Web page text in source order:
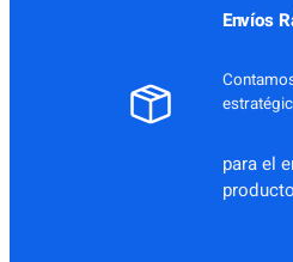
Envíos
para el